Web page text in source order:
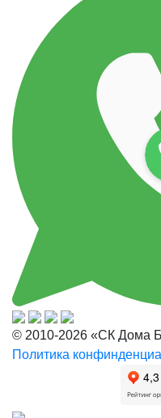
© 2010-2026 «СК Дома
Политика